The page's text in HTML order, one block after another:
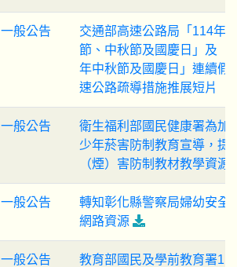
一般公告
交通部高速公路局「114年
節、中秋節及國慶日」及「
年中秋節及國慶日」連續假
速公路疏導措施推展短片
一般公告
衛生福利部國民健康署為加
少年菸害防制教育宣導，提
（煙）害防制教材教學資源
一般公告
轉知彰化縣警察局婦幼安全
網路資源
一般公告
教育部國民及學前教育署